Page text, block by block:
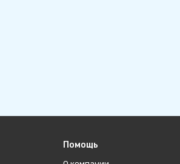
Помощь